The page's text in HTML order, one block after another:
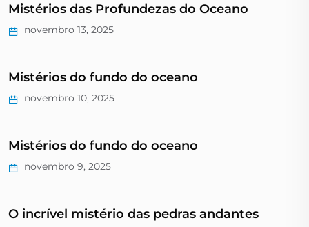
Mistérios das Profundezas do Oceano
novembro 13, 2025
Mistérios do fundo do oceano
novembro 10, 2025
Mistérios do fundo do oceano
novembro 9, 2025
O incrível mistério das pedras andantes